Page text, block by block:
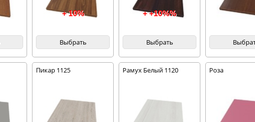
+ 10%
Выбрать
+ +10%%
Выбрать
Пикар 1125 Рамух Белый 1120 Роза